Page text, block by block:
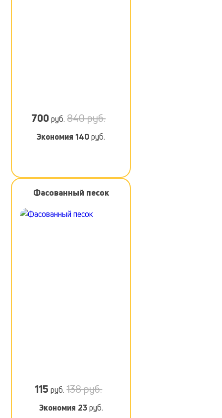
700 руб.840 руб.
Экономия 140руб.
Фасованный песок
115 руб.138 руб.
Экономия 23руб.